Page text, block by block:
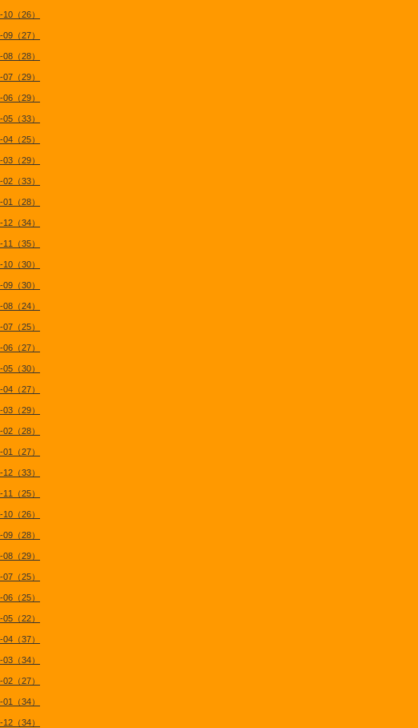
（26）
（27）
（28）
（29）
（29）
（33）
（25）
（29）
（33）
（28）
（34）
（35）
（30）
（30）
（24）
（25）
（27）
（30）
（27）
（29）
（28）
（27）
（33）
（25）
（26）
（28）
（29）
（25）
（25）
（22）
（37）
（34）
（27）
（34）
（34）